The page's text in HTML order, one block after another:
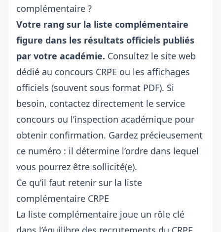
complémentaire ?
Votre rang sur la liste complémentaire
figure dans les résultats officiels publiés
par votre académie. Consultez le site web
dédié au concours CRPE ou les affichages
officiels (souvent sous format PDF). Si
besoin, contactez directement le service
concours ou l’inspection académique pour
obtenir confirmation. Gardez précieusement
ce numéro : il détermine l’ordre dans lequel
vous pourrez être sollicité(e).
Ce qu’il faut retenir sur la liste
complémentaire CRPE
La liste complémentaire joue un rôle clé